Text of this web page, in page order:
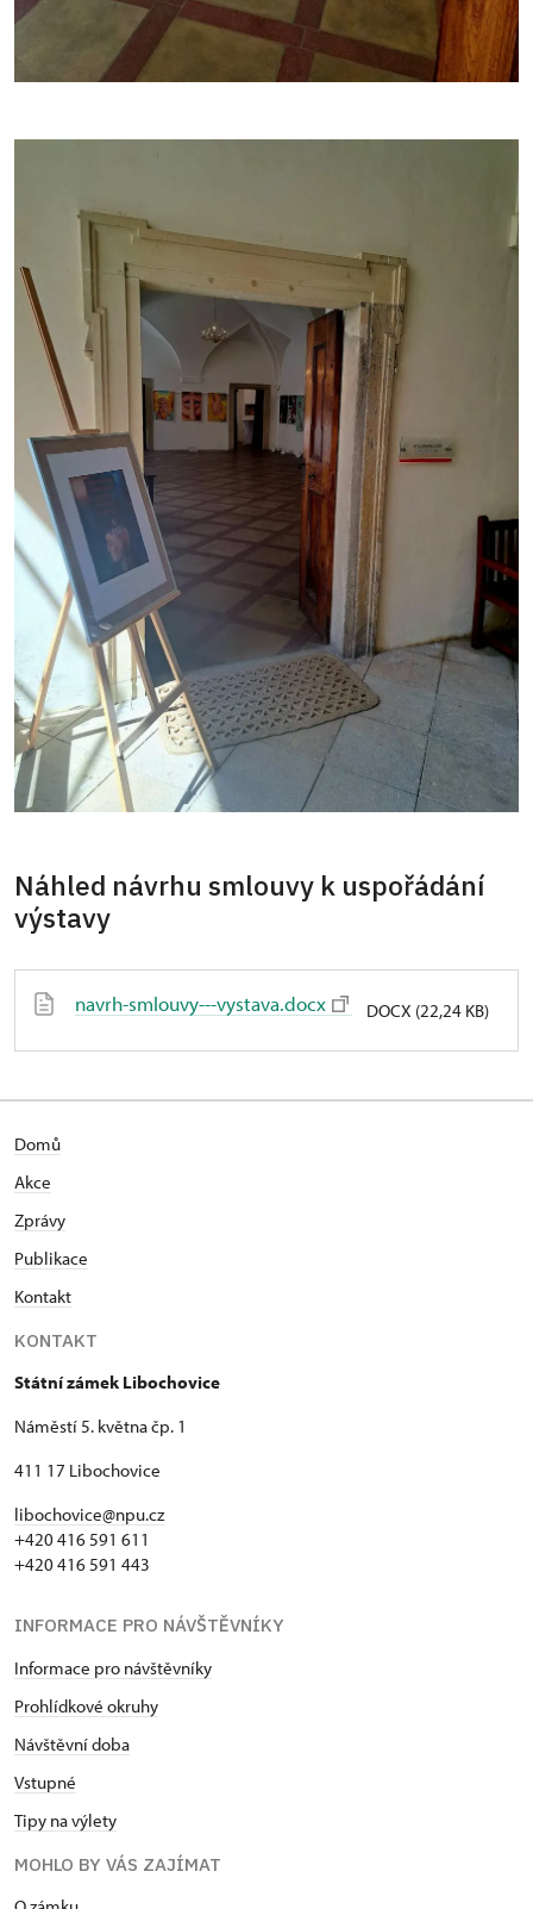
Náhled návrhu smlouvy k uspořádání
výstavy
navrh-smlouvy---vystava.docx DOCX (22,24 KB)
Domů
Akce
Zprávy
Publikace
Kontakt
KONTAKT
Státní zámek Libochovice
Náměstí 5. května čp. 1
411 17 Libochovice
libochovice@npu.cz
+420 416 591 611
+420 416 591 443
INFORMACE PRO NÁVŠTĚVNÍKY
Informace pro návštěvníky
Prohlídkové okruhy
Návštěvní doba
Vstupné
Tipy na výlety
MOHLO BY VÁS ZAJÍMAT